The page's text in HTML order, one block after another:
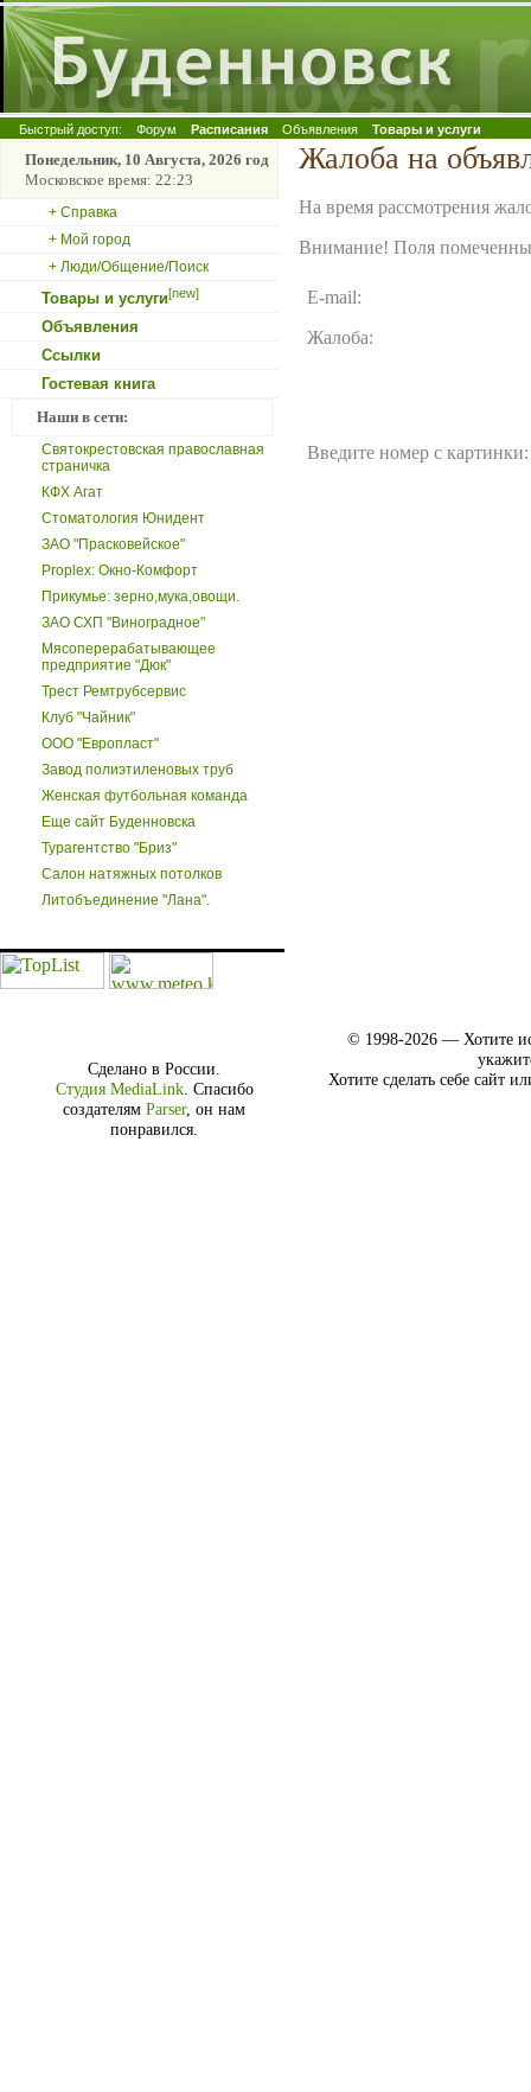
Быстрый доступ: Форум Расписания Объявления Товары и услуги
Понедельник, 10 Августа, 2026 год
Московское время: 22:23
+ Справка
+ Мой город
+ Люди/Общение/Поиск
Товары и услуги[new]
Объявления
Ссылки
Гостевая книга
Наши в сети:
Святокрестовская православная
страничка
КФХ Агат
Стоматология Юнидент
ЗАО "Прасковейское"
Proplex: Окно-Комфорт
Прикумье: зерно,мука,овощи.
ЗАО СХП "Виноградное"
Мясоперерабатывающее
предприятие "Дюк"
Трест Ремтрубсервис
Клуб "Чайник"
ООО "Европласт"
Завод полиэтиленовых труб
Женская футбольная команда
Еще сайт Буденновска
Турагентство "Бриз"
Салон натяжных потолков
Литобъединение "Лана".
Жалоба на
На время рассмотрения
Внимание! Поля
E-mail:
Жалоба:
Введите номер с картинки:
Сделано в России.
Студия MediaLink. Спасибо
создателям Parser, он нам
понравился.
© 1998-2026 — Хотите
Хотите сделать себе сайт